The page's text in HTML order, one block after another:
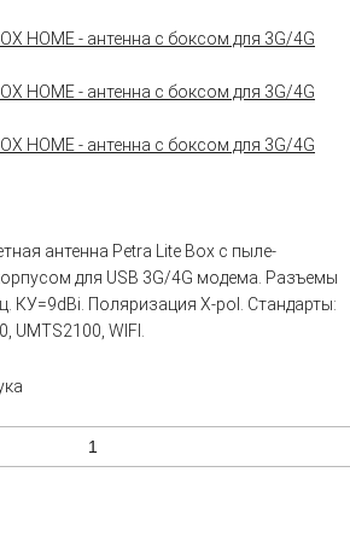
антенна Petra Lite Box c пыле-
для USB 3G/4G модема. Разъемы
КУ=9dBi. Поляризация X-pol. Стандарты:
UMTS2100, WIFI.